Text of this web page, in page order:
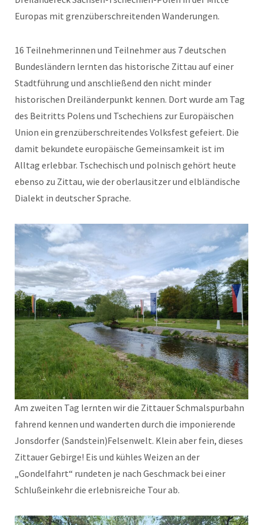
Europas mit grenzüberschreitenden Wanderungen.
16 Teilnehmerinnen und Teilnehmer aus 7 deutschen
Bundesländern lernten das historische Zittau auf einer
Stadtführung und anschließend den nicht minder
historischen Dreiländerpunkt kennen. Dort wurde am Tag
des Beitritts Polens und Tschechiens zur Europäischen
Union ein grenzüberschreitendes Volksfest gefeiert. Die
damit bekundete europäische Gemeinsamkeit ist im
Alltag erlebbar. Tschechisch und polnisch gehört heute
ebenso zu Zittau, wie der oberlausitzer und elbländische
Dialekt in deutscher Sprache.
Am zweiten Tag lernten wir die Zittauer Schmalspurbahn
fahrend kennen und wanderten durch die imponierende
Jonsdorfer (Sandstein)Felsenwelt. Klein aber fein, dieses
Zittauer Gebirge! Eis und kühles Weizen an der
„Gondelfahrt“ rundeten je nach Geschmack bei einer
Schlußeinkehr die erlebnisreiche Tour ab.